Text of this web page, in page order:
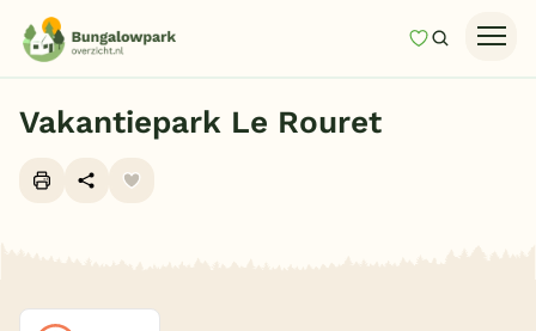
MijnZoeken
Last minutes
Vakantiepark Le Rouret